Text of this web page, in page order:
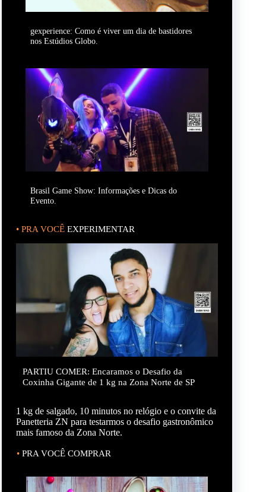
gexperience: Como é viver um dia de bastidores
nos Estúdios Globo.
Brasil Game Show: Informações e Dicas do
Evento.
• PRA VOCÊ EXPERIMENTAR
PARTIU COMER: Encaramos o Desafio da
Coxinha Gigante de 1 kg na Zona Norte de SP
1 kg de salgado, 10 minutos no relógio e o convite da
Panetteria ZN para testarmos o desafio gastronômico
mais famoso da Zona Norte.
• PRA VOCÊ COMPRAR